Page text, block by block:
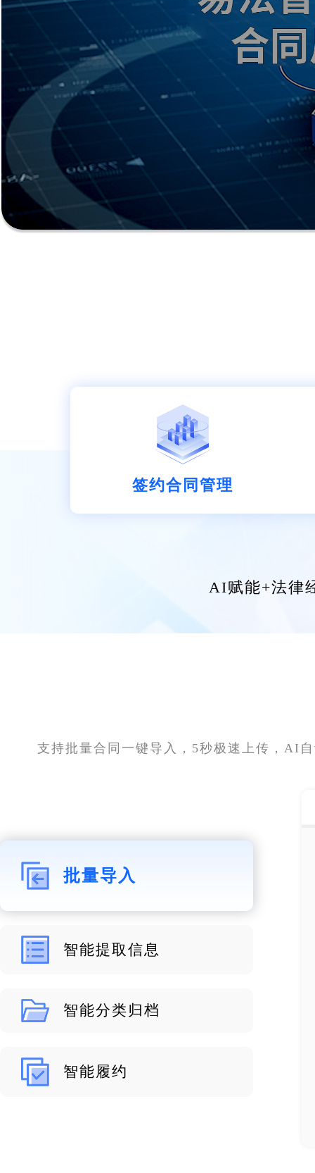
AI赋能+法律
签约合同管理
支持批量合同一键导入，5秒极速上传，AI
批量导入
智能提取信息
智能分类归档
智能履约